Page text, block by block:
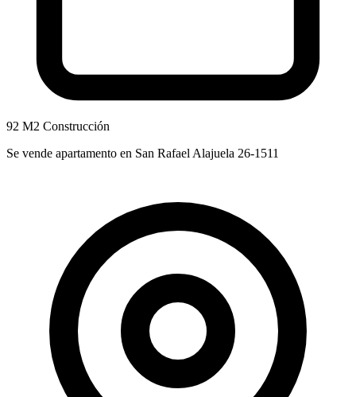
92 M2 Construcción
Se vende apartamento en San Rafael Alajuela 26-1511